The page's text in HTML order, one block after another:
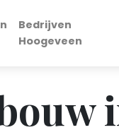
Bedrijven
Hoogeveen